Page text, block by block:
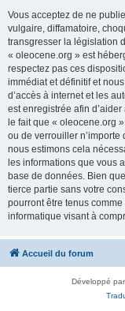
Vous acceptez de ne
vulgaire, diffamatoire,
transgresser la législation
« oleocene.org » est
respectez pas ces
immédiat et définitif et
d’accès à internet et les
est enregistrée afin
le fait que « oleocene.org
ou de verrouiller n’importe
nous estimons cela
les informations que vous
base de données. Bien
tierce partie sans votre
pourront être tenus
informatique visant à
Accueil du forum
Développé par